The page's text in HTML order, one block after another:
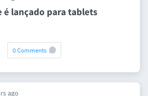
é lançado para tablets
0 Comments
ago